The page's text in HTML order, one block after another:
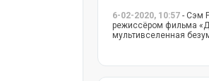
6-02-2020, 10:57 - Сэм
режиссёром фильма
мультивселенная